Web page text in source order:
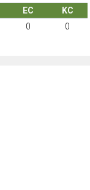
EC
KC
0 0